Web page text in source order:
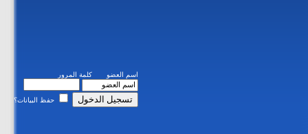
اسم العضو كلمة المرور
حفظ البيانات؟